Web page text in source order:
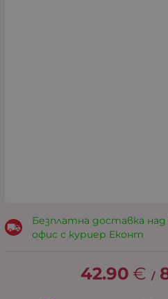
Безплатна доставка над
офис с куриер Еконт
42.90 € /